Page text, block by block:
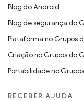
Blog do Android
Blog de segurança do
Plataforma no Grupos
Criação no Grupos do
Portabilidade no
RECEBER AJUDA